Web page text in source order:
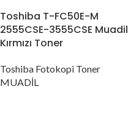
Toshiba T-FC50E-M
2555CSE-3555CSE Muadil
Kırmızı Toner
Toshiba Fotokopi Toner
MUADİL